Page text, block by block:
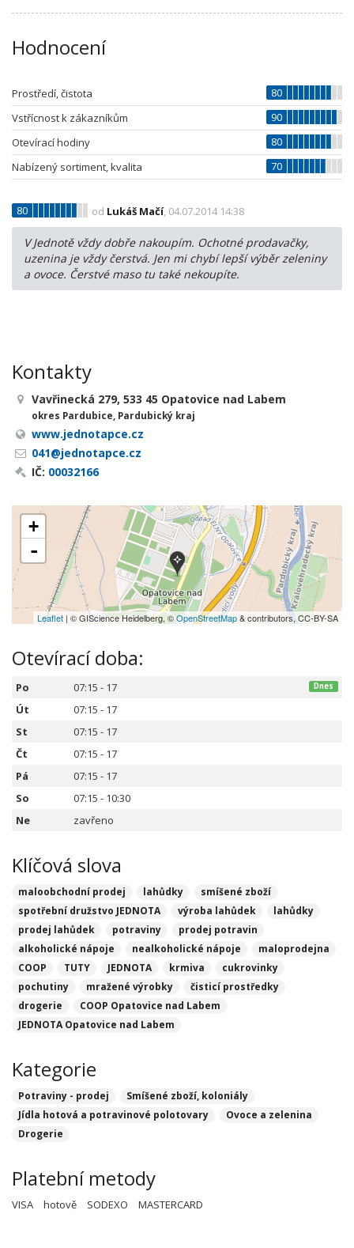
Hodnocení
Prostředí, čistota
80
Vstřícnost k zákazníkům
90
Otevírací hodiny
80
Nabízený sortiment, kvalita
70
80 od Lukáš Mačí, 04.07.2014 14:38
V Jednotě vždy dobře nakoupím. Ochotné prodavačky,
uzenina je vždy čerstvá. Jen mi chybí lepší výběr zeleniny
a ovoce. Čerstvé maso tu také nekoupíte.
Kontakty
Vavřinecká 279, 533 45 Opatovice nad Labem
okres Pardubice, Pardubický kraj
www.jednotapce.cz
041@jednotapce.cz
IČ: 00032166
+
-
Leaflet | © GIScience Heidelberg, ©OpenStreetMap& contributors, CC-BY-SA
Otevírací doba:
Po 07:15 - 17 Dnes
Út
07:15 - 17
St
07:15 - 17
Čt
07:15 - 17
Pá
07:15 - 17
So
07:15 - 10:30
Ne
zavřeno
Klíčová slova
maloobchodní prodej lahůdky
smíšené zboží
spotřební družstvo JEDNOTA
výroba lahůdek
lahůdky
prodej lahůdek
potraviny
prodej potravin
alkoholické nápoje
nealkoholické nápoje
maloprodejna
COOP
TUTY JEDNOTA krmiva
cukrovinky
pochutiny
mražené výrobky
čisticí prostředky
drogerie
COOP Opatovice nad Labem
JEDNOTA Opatovice nad Labem
Kategorie
Potraviny - prodej
Smíšené zboží, koloniály
Jídla hotová a potravinové polotovary
Ovoce a zelenina
Drogerie
Platební metody
VISA hotově SODEXO MASTERCARD